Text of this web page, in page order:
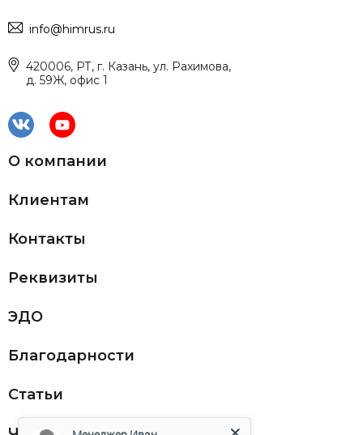
info@himrus.ru
420006, РТ, г. Казань, ул. Рахимова,
д. 59Ж, офис 1
О компании
Клиентам
Контакты
Реквизиты
ЭДО
Благодарности
Статьи